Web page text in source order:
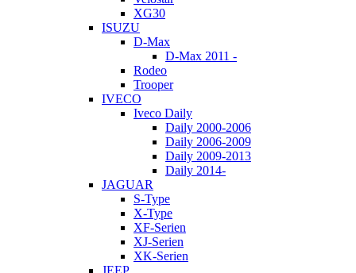
XG30
ISUZU
D-Max
D-Max 2011 -
Rodeo
Trooper
IVECO
Iveco Daily
Daily 2000-2006
Daily 2006-2009
Daily 2009-2013
Daily 2014-
JAGUAR
S-Type
X-Type
XF-Serien
XJ-Serien
XK-Serien
JEEP